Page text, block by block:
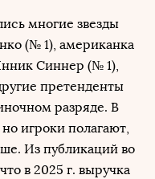
многие звезды
(№ 1), американка
Синнер (№ 1),
претенденты
разряде. В
игроки полагают,
Из публикаций во
в 2025 г. выручка